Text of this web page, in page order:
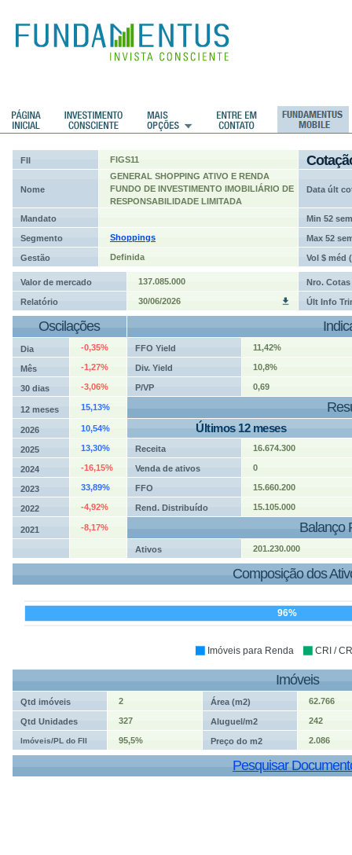
FII FIGS11
Nome
GENERAL SHOPPING ATIVO E RENDA
FUNDO DE INVESTIMENTO IMOBILIÁRIO DE
RESPONSABILIDADE LIMITADA
Data últ
Mandato Min 52 sem
Segmento Shoppings Max 52
Gestão Definida Vol $ méd
Valor de mercado 137.085.000 Nro. Cotas
Relatório 30/06/2026 Últ Info
Oscilações
Dia -0,35% FFO Yield 11,42%
Mês -1,27% Div. Yield 10,8%
30 dias -3,06% P/VP 0,69
12 meses 15,13%
2026 10,54% Últimos 12 meses
2025 13,30% Receita 16.674.300
2024 -16,15% Venda de ativos 0
2023 33,89% FFO 15.660.200
2022 -4,92% Rend. Distribuído 15.105.000
2021 -8,17% Balanço
Ativos 201.230.000
Composição dos
96%
Imóveis para Renda CRI /
Imóveis
Qtd imóveis 2 Área (m2) 62.766
Qtd Unidades 327 Aluguel/m2 242
Imóveis/PL do FII 95,5% Preço do m2 2.086
Pesquisar